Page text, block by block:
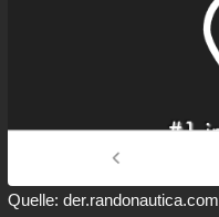
Quelle: der.randonautica.com